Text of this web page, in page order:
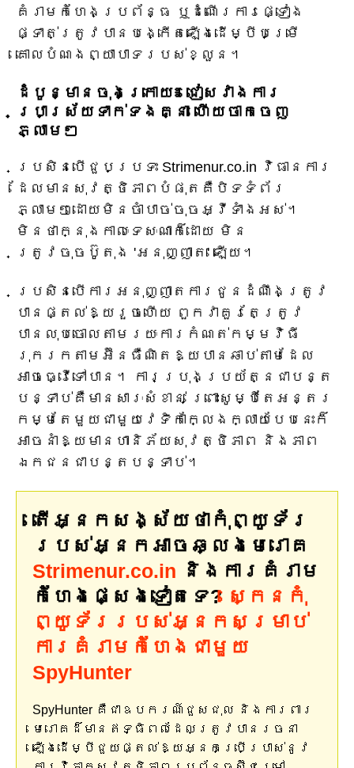
គំរាមកំហែងប្រព័ន្ធ ឬដំណើរការផ្ទៀង
ផ្ទាត់ត្រូវបានបង្កើតឡើងដើម្បីបម្រើ
គោលបំណងព្យាបាទរបស់ខ្លួន។
ដំបូន្មានចុងក្រោយ៖ ជៀសវាងការ
ប្រាស្រ័យទាក់ទងគ្នា ហើយចាកចេញ
ភ្លាមៗ
ប្រសិនបើជួបប្រទះ Strimenur.co.in វិធានការ
ដែលមានសុវត្ថិភាពបំផុតគឺបិទទំព័រ
ភ្លាមៗដោយមិនចាំបាច់ចុចអ្វីទាំងអស់។
មិនថាក្នុងកាលៈទេសៈណាក៏ដោយ មិន
ត្រូវចុចប៊ូតុង 'អនុញ្ញាត' ឡើយ។
ប្រសិនបើការអនុញ្ញាតការជូនដំណឹងត្រូវ
បានផ្តល់ឱ្យរួចហើយ ពួកវាគួរតែត្រូវ
បានលុបចោលតាមរយៈការកំណត់កម្មវិធី
រុករកតាមអ៊ីនធឺណិតឱ្យបានឆាប់តាមដែល
អាចធ្វើទៅបាន។ ការប្រុងប្រយ័ត្នជាបន្ត
បន្ទាប់គឺមានសារៈសំខាន់ ព្រោះសូម្បីតែអន្តរ
កម្មតែមួយជាមួយវេទិកាក្លែងក្លាយបែបនេះក៏
អាចនាំឱ្យមានហានិភ័យសុវត្ថិភាព និងភាព
ឯកជនជាបន្តបន្ទាប់។
តើអ្នកសង្ស័យថាកុំព្យូទ័រ
របស់អ្នកអាចឆ្លងមេរោគ
Strimenur.co.in និងការគំរាម
កំហែងផ្សេងទៀតទេ? ស្កេនកុំ
ព្យូទ័ររបស់អ្នកសម្រាប់
ការគំរាមកំហែងជាមួយ
SpyHunter
SpyHunter គឺជាឧបករណ៍ជួសជុល និងការពារ
មេរោគដ៏មានឥទ្ធិពលដែលត្រូវបានរចនា
ឡើងដើម្បីជួយផ្តល់ឱ្យអ្នកប្រើប្រាស់នូវ